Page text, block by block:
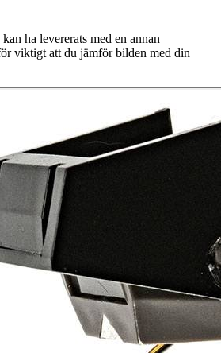
ha levererats med en annan
viktigt att du jämför bilden med din